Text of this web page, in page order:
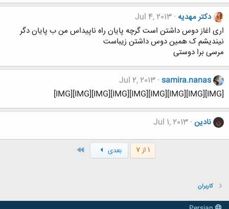
دکتر مهدیه Jul 4, 2013
اری اغاز دوس داشتن است گرچه پایان راه ناپیداس من ب پایان دگر
نیندیشم ک همین دوس داشتن زیباست
مرسی برا دوستی
samira.nanas
Jul 2, 2013
[IMG][IMG][IMG][IMG][IMG][IMG][IMG][IMG][IMG]
ن نادین Jul 1, 2013
1 از 7 بعدی
کاربران